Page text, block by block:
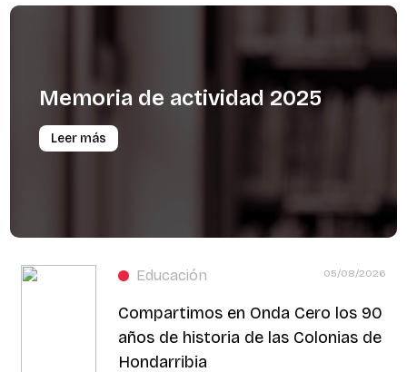
Memoria de actividad 2025
Leer más
Educación 05/08/2026
Compartimos en Onda Cero los 90
años de historia de las Colonias de
Hondarribia